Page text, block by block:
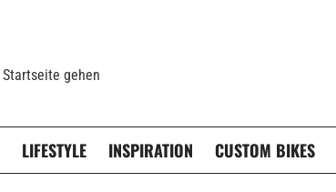
LIFESTYLE INSPIRATION CUSTOM BIKES